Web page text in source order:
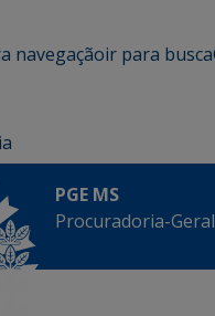
navegaçãoir para busca
PGE MS
Procuradoria-